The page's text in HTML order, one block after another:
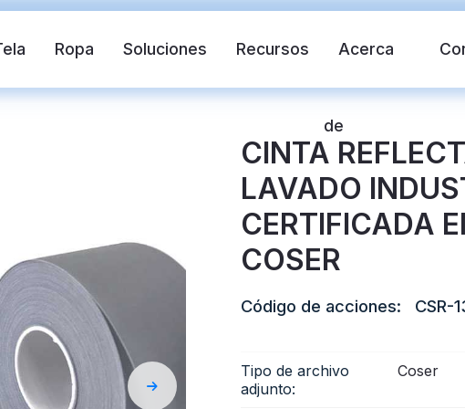
Ropa Soluciones Recursos Acerca
de
Chaleco de seguridad Cinta reflectante
de transferencia de calor Tela reflectante arcoíris
CINTA
LAVADO
CERTIFICADA
COSER
Código de acciones: CSR-
Tipo de archivo
adjunto:
Coser